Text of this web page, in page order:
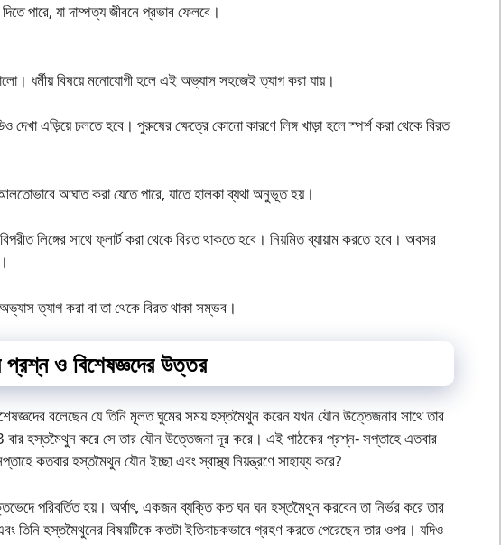
পারে, যা দাম্পত্য জীবনে প্রভাব ফেলবে।
ধর্মীয় বিষয়ে মনোযোগী হলে এই অভ্যাস সহজেই ত্যাগ করা যায়।
দেখা এড়িয়ে চলতে হবে। পুরুষের ক্ষেত্রে কোনো কারণে লিঙ্গ খাড়া হলে স্পর্শ করা থেকে বিরত
আলতোভাবে আঘাত করা যেতে পারে, যাতে হালকা ব্যথা অনুভূত হয়।
লিঙ্গের সাথে ফ্লার্ট করা থেকে বিরত থাকতে হবে। নিয়মিত ব্যায়াম করতে হবে। অবসর
ত্যাগ করা বা তা থেকে বিরত থাকা সম্ভব।
প্রশ্ন ও বিশেষজ্ঞদের উত্তর
বলেছেন যে তিনি মূলত ঘুমের সময় হস্তমৈথুন করেন যখন যৌন উত্তেজনার সাথে তার
হস্তমৈথুন করে সে তার যৌন উত্তেজনা দূর করে। এই পাঠকের প্রশ্ন- সপ্তাহে এতবার
কতবার হস্তমৈথুন যৌন ইচ্ছা এবং স্বাস্থ্য নিয়ন্ত্রণে সাহায্য করে?
পরিবর্তিত হয়। অর্থাৎ, একজন ব্যক্তি কত ঘন ঘন হস্তমৈথুন করবেন তা নির্ভর করে তার
তিনি হস্তমৈথুনের বিষয়টিকে কতটা ইতিবাচকভাবে গ্রহণ করতে পেরেছেন তার ওপর। যদিও